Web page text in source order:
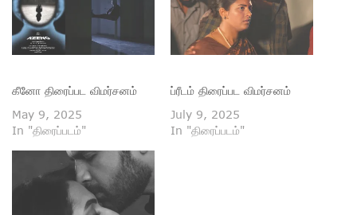
கீனோ திரைப்பட விமர்சனம்
May 9, 2025
In "திரைப்படம்"
ப்ரீடம் திரைப்பட விமர்சனம்
July 9, 2025
In "திரைப்படம்"